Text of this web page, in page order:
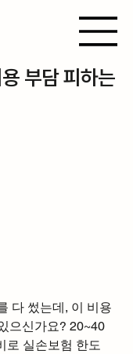
부담 피하는
다 썼는데, 이 비용
으신가요? 20~40
로 실손보험 한도